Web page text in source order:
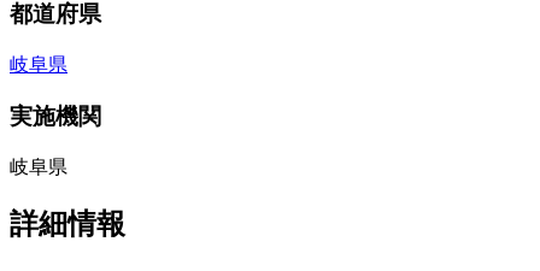
都道府県
岐阜県
実施機関
岐阜県
詳細情報